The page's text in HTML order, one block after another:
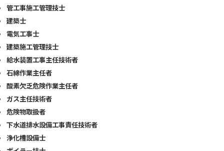
管工事施工管理技士
建築士
電気工事士
建築施工管理技士
給水装置工事主任技術者
石綿作業主任者
酸素欠乏危険作業主任者
ガス主任技術者
危険物取扱者
下水道排水設備工事責任技術者
浄化槽設備士